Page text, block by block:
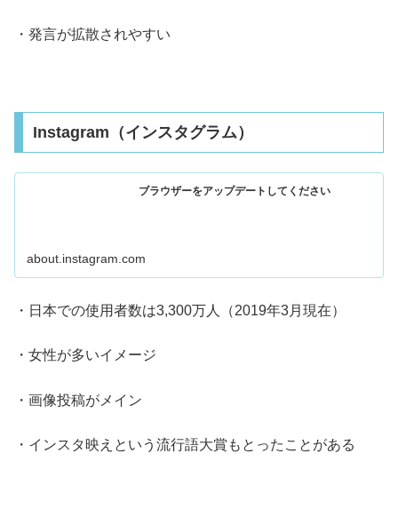
・発言が拡散されやすい
Instagram（インスタグラム）
ブラウザーをアップデートしてください
about.instagram.com
・日本での使用者数は3,300万人（2019年3月現在）
・女性が多いイメージ
・画像投稿がメイン
・インスタ映えという流行語大賞もとったことがある